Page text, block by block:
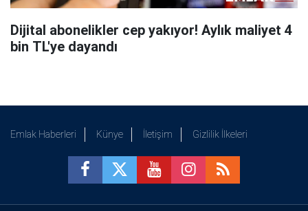
Dijital abonelikler cep yakıyor! Aylık maliyet 4
bin TL'ye dayandı
Emlak Haberleri Künye İletişim Gizlilik İlkeleri